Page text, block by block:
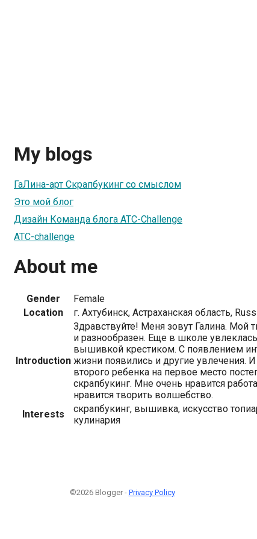
My blogs
ГаЛина-арт Скрапбукинг со смыслом
Это мой блог
Дизайн Команда блога ATC-Challenge
ATC-challenge
About me
Gender
Female
Location
г. Ахтубинск, Астраханская область,
Introduction
Здравствуйте! Меня зовут Галина. Мой
и разнообразен. Еще в школе
вышивкой крестиком. С появлением
жизни появились и другие увлечения.
второго ребенка на первое место
скрапбукинг. Мне очень нравится
нравится творить волшебство.
Interests
скрапбукинг, вышивка, искусство
кулинария
©2026 Blogger - Privacy Policy